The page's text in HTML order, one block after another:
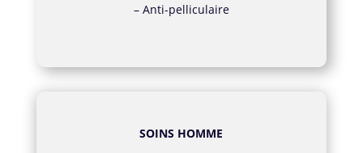
– Anti-pelliculaire
SOINS HOMME